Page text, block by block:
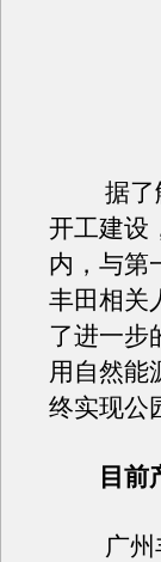
据了解
开工建设
内，与第
丰田相关
了进一步
用自然能
终实现公
目前产
广州丰